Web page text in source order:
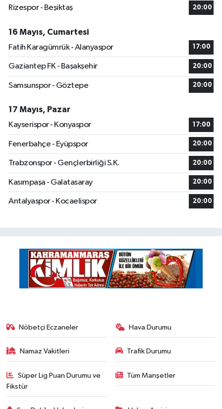
Rizespor - Beşiktaş
20:00
16 Mayıs, Cumartesi
Fatih Karagümrük - Alanyaspor
17:00
Gaziantep FK - Başakşehir 20:00
Samsunspor - Göztepe 20:00
17 Mayıs, Pazar
Kayserispor - Konyaspor
17:00
Fenerbahçe - Eyüpspor 20:00
Trabzonspor - Gençlerbirliği S.K. 20:00
Kasımpaşa - Galatasaray 20:00
Antalyaspor - Kocaelispor 20:00
Nöbetçi Eczaneler Hava Durumu
Namaz Vakitleri Trafik Durumu
Süper Lig Puan Durumu ve
Fikstür
Tüm Manşetler